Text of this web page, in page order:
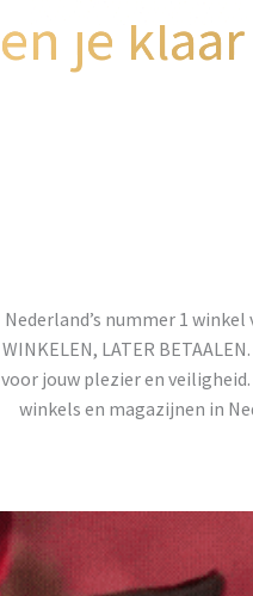
je
Nederland’s nummer 1
WINKELEN, LATER
voor jouw plezier en
winkels en magazijnen in